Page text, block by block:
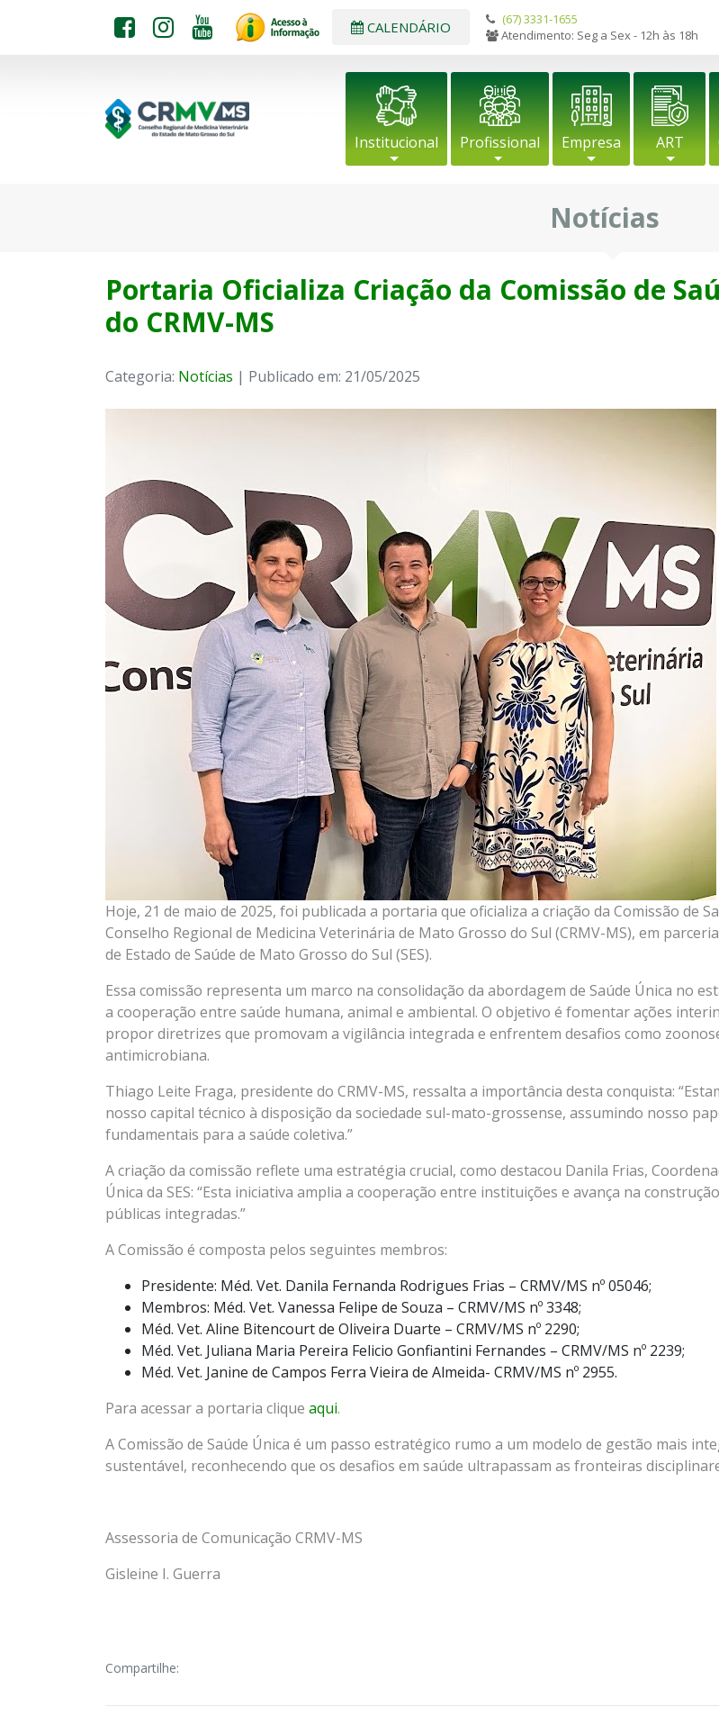
CALENDÁRIO
(67) 3331-1655
Atendimento: Seg a Sex - 12h às 18h
Institucional Profissional Empresa ART
Notícias
Portaria Oficializa Criação da Comissão de
do CRMV-MS
Categoria: Notícias | Publicado em: 21/05/2025
Hoje, 21 de maio de 2025, foi publicada a portaria que oficializa a criação da Comissão de
Conselho Regional de Medicina Veterinária de Mato Grosso do Sul (CRMV-MS), em
de Estado de Saúde de Mato Grosso do Sul (SES).
Essa comissão representa um marco na consolidação da abordagem de Saúde Única no
a cooperação entre saúde humana, animal e ambiental. O objetivo é fomentar ações
propor diretrizes que promovam a vigilância integrada e enfrentem desafios como
antimicrobiana.
Thiago Leite Fraga, presidente do CRMV-MS, ressalta a importância desta conquista:
nosso capital técnico à disposição da sociedade sul-mato-grossense, assumindo nosso
fundamentais para a saúde coletiva.”
A criação da comissão reflete uma estratégia crucial, como destacou Danila Frias,
Única da SES: “Esta iniciativa amplia a cooperação entre instituições e avança na
públicas integradas.”
A Comissão é composta pelos seguintes membros:
Presidente: Méd. Vet. Danila Fernanda Rodrigues Frias – CRMV/MS nº 05046;
Membros: Méd. Vet. Vanessa Felipe de Souza – CRMV/MS nº 3348;
Méd. Vet. Aline Bitencourt de Oliveira Duarte – CRMV/MS nº 2290;
Méd. Vet. Juliana Maria Pereira Felicio Gonfiantini Fernandes – CRMV/MS nº 2239;
Méd. Vet. Janine de Campos Ferra Vieira de Almeida- CRMV/MS nº 2955.
Para acessar a portaria clique aqui.
A Comissão de Saúde Única é um passo estratégico rumo a um modelo de gestão mais
sustentável, reconhecendo que os desafios em saúde ultrapassam as fronteiras
Assessoria de Comunicação CRMV-MS
Gisleine I. Guerra
Compartilhe: